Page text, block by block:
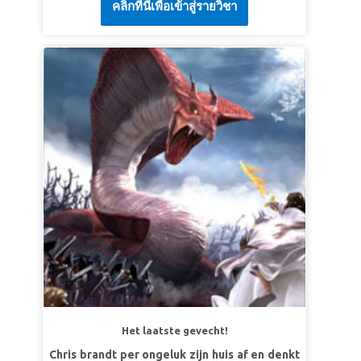
'Want er is een Kind geboren: we
Koning heersen. Hij wordt Wonderlijk,
Raadgever, Sterke God, Eeuwige Vader en
Vredekoning genoemd.'Jesaja 9:5 (BB)
LES 3: DEEL HET GESCHENK VAN GOD
SuperWaarheid:Ik zal anderen over Jezus
vertellen, Gods cadeau.
SuperVers:'Maar aan alle mensen die wél in
Hem geloven, heeft Hij het recht gegeven om
kinderen van God te worden. Ze worden
opnieuw geboren.'
Johannes 1:12 (BB)
คลิกที่นี่เพื่อเข้าสู่รายวิชา
Het laatste gevecht!
Chris brandt per ongeluk zijn huis af en denkt